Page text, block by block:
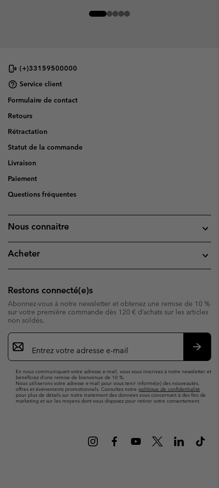
(+)33159500000
Service client
Formulaire de contact
Retours
Rétractation
Statut de la commande
Livraison
Paiement
Questions fréquentes
Nous connaitre
Acheter
Restons connecté(e)s
Abonnez-vous à notre newsletter et obtenez une remise de 10 %
sur votre première commande dès 120 € d’achats sur les articles
non soldés.
Inscription
par
e-
En nous communiquant votre adresse e-mail, vous vous inscrivez à notre newsletter et
bénéficiez d’une remise de bienvenue de 10 %.
Nous utiliserons votre adresse e-mail pour vous tenir informé(e) des nouveautés,
offres et événements promotionnels. Consultez notre politique de confidentialité
pour plus de détails sur notre traitement des données vous concernant à des fins de
marketing et sur les moyens dont vous disposez pour retirer votre consentement.